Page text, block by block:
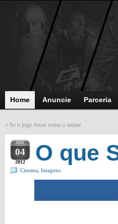
Home Anuncie Parceria
« Se o jogo fosse como o anime
MAY
04
2012 O que
Cinema Imagens